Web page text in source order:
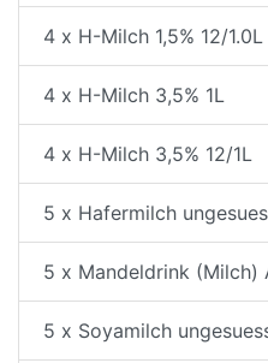
4 x H-Milch 1,5% 12/1.0L
4 x H-Milch 3,5% 1L
4 x H-Milch 3,5% 12/1L
5 x Hafermilch
5 x Mandeldrink (Milch)
5 x Soyamilch